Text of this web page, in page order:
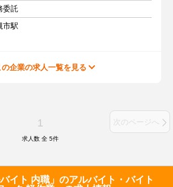
委託
市駅
の企業の求人一覧を見る
1 次のページへ
求人数 全 5件
イト 内職」のアルバイト・バイト